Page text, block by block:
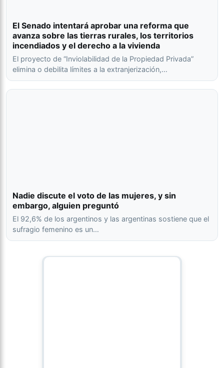
El Senado intentará aprobar una reforma que
avanza sobre las tierras rurales, los territorios
incendiados y el derecho a la vivienda
El proyecto de “Inviolabilidad de la Propiedad Privada”
elimina o debilita límites a la extranjerización,…
Nadie discute el voto de las mujeres, y sin
embargo, alguien preguntó
El 92,6% de los argentinos y las argentinas sostiene que el
sufragio femenino es un…